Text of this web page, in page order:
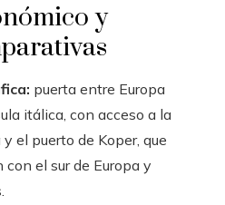
y
puerta entre Europa
itálica, con acceso a la
el puerto de Koper, que
el sur de Europa y